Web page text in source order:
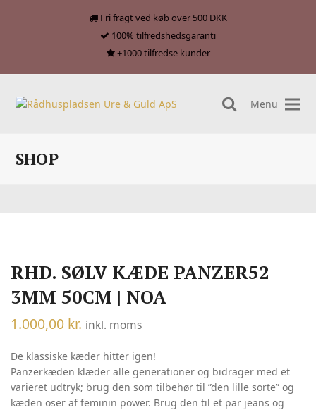
Fri fragt ved køb over 500 DKK
100% tilfredshedsgaranti
+1000 tilfredse kunder
search
Menu
SHOP
RHD. SØLV KÆDE PANZER52
3MM 50CM | NOA
1.000,00 kr. inkl. moms
De klassiske kæder hitter igen!
Panzerkæden klæder alle generationer og bidrager med et
varieret udtryk; brug den som tilbehør til ”den lille sorte” og
kæden oser af feminin power. Brug den til et par jeans og